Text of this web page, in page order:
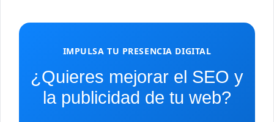
IMPULSA TU PRESENCIA DIGITAL
¿Quieres mejorar el SEO y
la publicidad de tu web?